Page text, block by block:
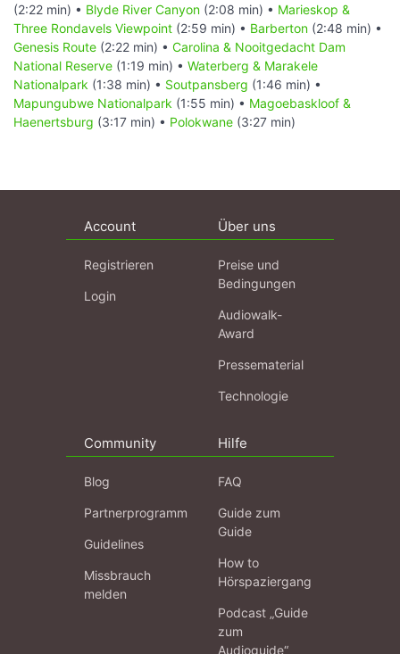
(2:22 min) • Blyde River Canyon (2:08 min) • Marieskop &
Three Rondavels Viewpoint (2:59 min) • Barberton (2:48 min) •
Genesis Route (2:22 min) • Carolina & Nooitgedacht Dam
National Reserve (1:19 min) • Waterberg & Marakele
Nationalpark (1:38 min) • Soutpansberg (1:46 min) •
Mapungubwe Nationalpark (1:55 min) • Magoebaskloof &
Haenertsburg (3:17 min) • Polokwane (3:27 min)
Account
Registrieren
Login
Über uns
Preise und
Bedingungen
Audiowalk-
Award
Pressematerial
Technologie
Community
Blog
Partnerprogramm
Guidelines
Missbrauch
melden
Hilfe
FAQ
Guide zum
Guide
How to
Hörspaziergang
Podcast „Guide
zum
Audioguide“